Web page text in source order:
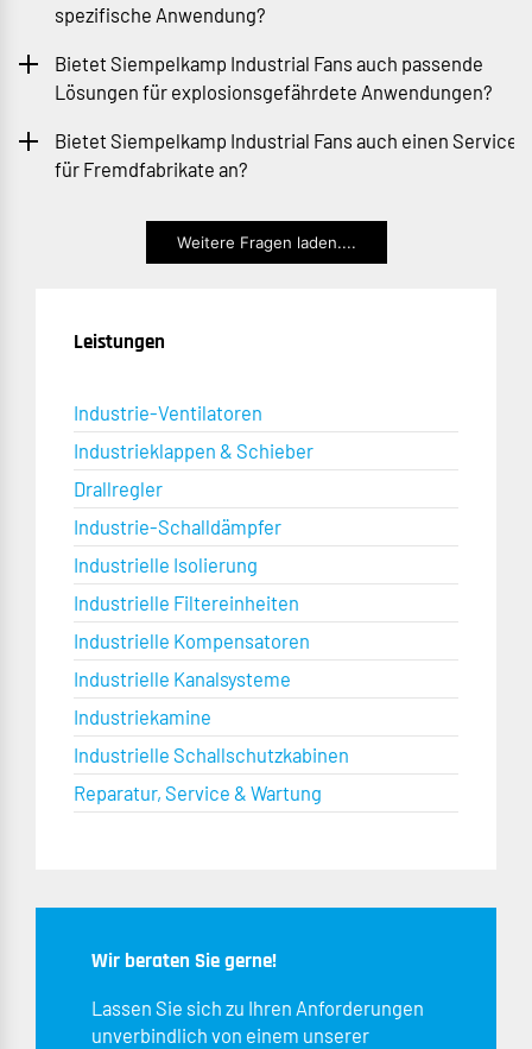
spezifische Anwendung?
Bietet Siempelkamp Industrial Fans auch passende
Lösungen für explosionsgefährdete Anwendungen?
Bietet Siempelkamp Industrial Fans auch einen Service
für Fremdfabrikate an?
Weitere Fragen laden....
Leistungen
Industrie-Ventilatoren
Industrieklappen & Schieber
Drallregler
Industrie-Schalldämpfer
Industrielle Isolierung
Industrielle Filtereinheiten
Industrielle Kompensatoren
Industrielle Kanalsysteme
Industriekamine
Industrielle Schallschutzkabinen
Reparatur, Service & Wartung
Wir beraten Sie gerne!
Lassen Sie sich zu Ihren Anforderungen
unverbindlich von einem unserer